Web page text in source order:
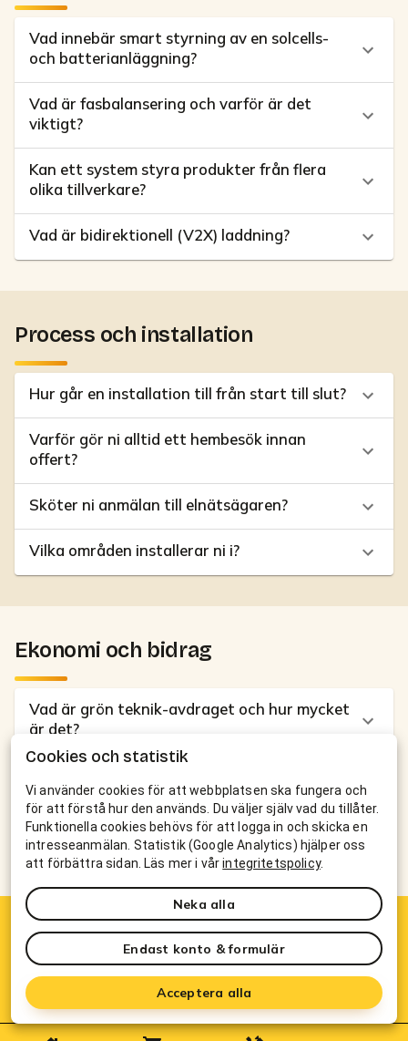
Vad innebär smart styrning av en solcells-
och batterianläggning?
Vad är fasbalansering och varför är det
viktigt?
Kan ett system styra produkter från flera
olika tillverkare?
Vad är bidirektionell (V2X) laddning?
Process och installation
Hur går en installation till från start till slut?
Varför gör ni alltid ett hembesök innan
offert?
Sköter ni anmälan till elnätsägaren?
Vilka områden installerar ni i?
Ekonomi och bidrag
Vad är grön teknik-avdraget och hur mycket
är det?
och batteri?
Kan jag sälja överskottet av min solel?
Har du en egen fråga om solceller eller
batteri?
Boka kostnadsfritt hembesök
Cookies och statistik
Vi använder cookies för att webbplatsen ska fungera och
för att förstå hur den används. Du väljer själv vad du tillåter.
Funktionella cookies behövs för att logga in och skicka en
intresseanmälan. Statistik (Google Analytics) hjälper oss
att förbättra sidan. Läs mer i vår integritetspolicy.
Neka alla
Endast konto & formulär
Acceptera alla